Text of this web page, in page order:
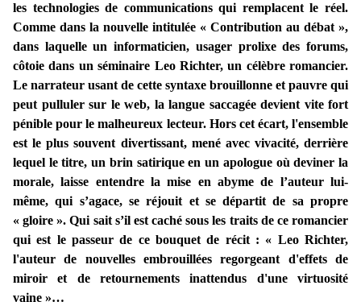
les technologies de communications qui remplacent le réel.
Comme dans la nouvelle intitulée « Contribution au débat »,
dans laquelle un informaticien, usager prolixe des forums,
côtoie dans un séminaire Leo Richter, un célèbre romancier.
Le narrateur usant de cette syntaxe brouillonne et pauvre qui
peut pulluler sur le web, la langue saccagée devient vite fort
pénible pour le malheureux lecteur. Hors cet écart, l'ensemble
est le plus souvent divertissant, mené avec vivacité, derrière
lequel le titre, un brin satirique en un apologue où deviner la
morale, laisse entendre la mise en abyme de l’auteur lui-
même, qui s’agace, se réjouit et se départit de sa propre
« gloire ». Qui sait s’il est caché sous les traits de ce romancier
qui est le passeur de ce bouquet de récit : « Leo Richter,
l'auteur de nouvelles embrouillées regorgeant d'effets de
miroir et de retournements inattendus d'une virtuosité
vaine »…